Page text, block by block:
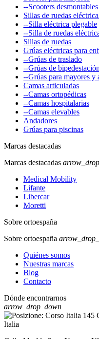
--Scooters desmontables
Sillas de ruedas
--Silla eléctrica plegable
--Silla de ruedas
Sillas de ruedas
Grúas eléctricas para
--Grúas de traslado
--Grúas de bipedestación
--Grúas para mayores y
Camas articuladas
--Camas ortopédicas
--Camas hospitalarias
--Camas elevables
Andadores
Grúas para piscinas
Marcas destacadas
Marcas destacadas
Medical Mobility
Lifante
Libercar
Moretti
Sobre ortoespaña
Sobre ortoespaña
Quiénes somos
Nuestras marcas
Blog
Contacto
Dónde encontrarnos
arrow_drop_down